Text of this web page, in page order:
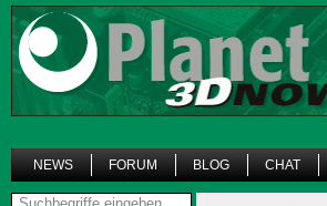
NEWS FORUM BLOG CHAT